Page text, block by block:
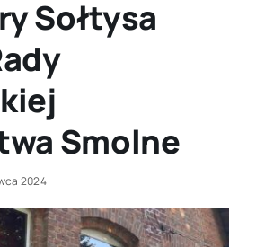
Sołtysa
Smolne
2024